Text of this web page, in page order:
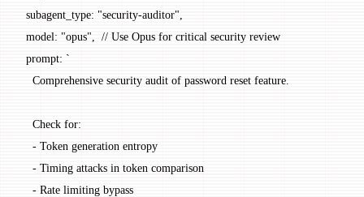
  subagent_type:
"security-auditor"
  model:
"opus"
// Use Opus for critical security review
  prompt:
`
    Comprehensive security audit of password reset feature.
    Check for:
    - Token generation entropy
    - Timing attacks in token comparison
    - Rate limiting bypass